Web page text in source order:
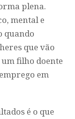
plena.
mental e
quando
que vão
filho doente
em
é o que